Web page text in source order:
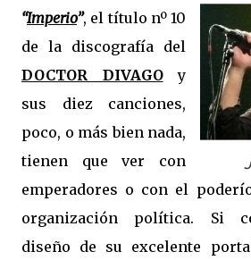
“Imperio”, el título nº 10
de la discografía del
DOCTOR DIVAGOy
sus diez canciones,
poco, o más bien nada,
tienen que ver con
emperadores o con el
organización política. Si
diseño de su excelente